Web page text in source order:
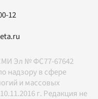
12
Эл № ФС77-67642
надзору в сфере
и массовых
г. Редакция не